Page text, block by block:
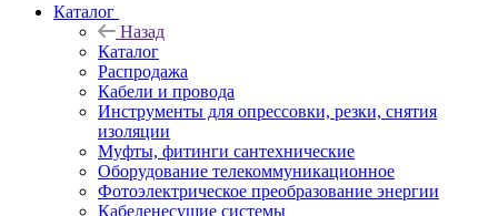
Каталог
Назад
Каталог
Распродажа
Кабели и провода
Инструменты для опрессовки, резки, снятия
изоляции
Муфты, фитинги сантехнические
Оборудование телекоммуникационное
Фотоэлектрическое преобразование энергии
Кабеленесущие системы